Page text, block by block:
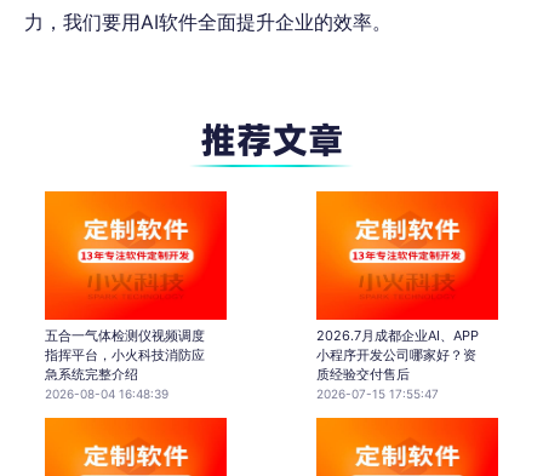
力，我们要用AI软件全面提升企业的效率。
五合一气体检测仪视频调度
指挥平台，小火科技消防应
急系统完整介绍
2026-08-04 16:48:39
2026.7月成都企业AI、APP
小程序开发公司哪家好？资
质经验交付售后
2026-07-15 17:55:47